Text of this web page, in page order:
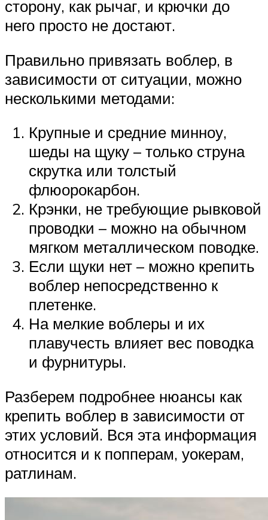
сторону, как рычаг, и крючки до
него просто не достают.
Правильно привязать воблер, в
зависимости от ситуации, можно
несколькими методами:
Крупные и средние минноу,
шеды на щуку – только струна
скрутка или толстый
флюорокарбон.
Крэнки, не требующие рывковой
проводки – можно на обычном
мягком металлическом поводке.
Если щуки нет – можно крепить
воблер непосредственно к
плетенке.
На мелкие воблеры и их
плавучесть влияет вес поводка
и фурнитуры.
Разберем подробнее нюансы как
крепить воблер в зависимости от
этих условий. Вся эта информация
относится и к попперам, уокерам,
ратлинам.